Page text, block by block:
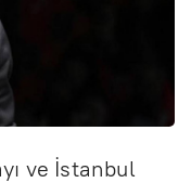
ve İstanbul